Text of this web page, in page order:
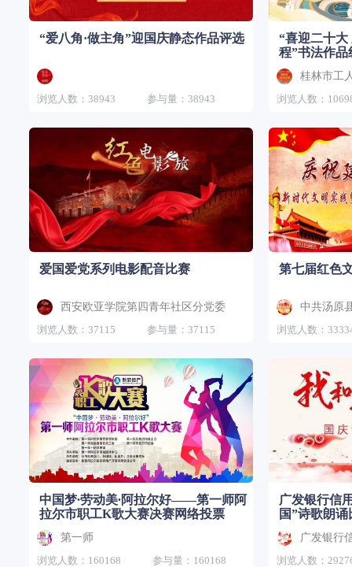
“爱八角·做主角”迎国庆静态作品评选
浏览人数：38943 参与量：38943
“喜迎二十大
程”书法作品
桂林市工
浏览人数：
爱国爱党系列电影配音比赛
西安欧亚学院第四青年社区分党委
浏览人数：37115
参与量：37115
第七届红色
中共汤原
浏览人数：
中国梦∙劳动美∙阿拉尔好——第一师阿
拉尔市职工K歌大赛决赛网络投票
第一师
浏览人数：160168
参与量：160168
广发银行信
国”诗歌朗
广发银行
浏览人数：